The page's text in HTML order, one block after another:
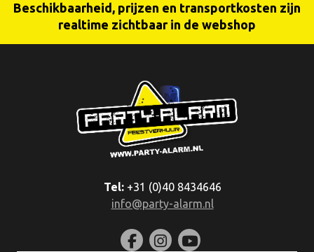
Beschikbaarheid, prijzen en transportkosten zijn
realtime zichtbaar in de webshop
Tel:+31 (0)40 8434646
info@party-alarm.nl